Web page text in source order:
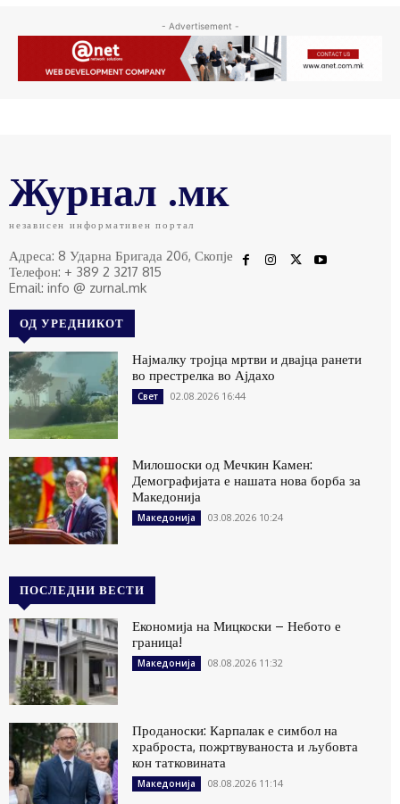
- Advertisement -
Журнал .мк
независен информативен портал
Адреса: 8 Ударна Бригада 20б, Скопје
Телефон: + 389 2 3217 815
Email: info @ zurnal.mk
ОД УРЕДНИКОТ
Најмалку тројца мртви и двајца ранети
во престрелка во Ајдахо
Свет 02.08.2026 16:44
Милошоски од Мечкин Камен:
Демографијата е нашата нова борба за
Македонија
Македонија 03.08.2026 10:24
ПОСЛЕДНИ ВЕСТИ
Економија на Мицкоски – Небото е
граница!
Македонија 08.08.2026 11:32
Проданоски: Карпалак е симбол на
храброста, пожртвуваноста и љубовта
кон татковината
Македонија 08.08.2026 11:14